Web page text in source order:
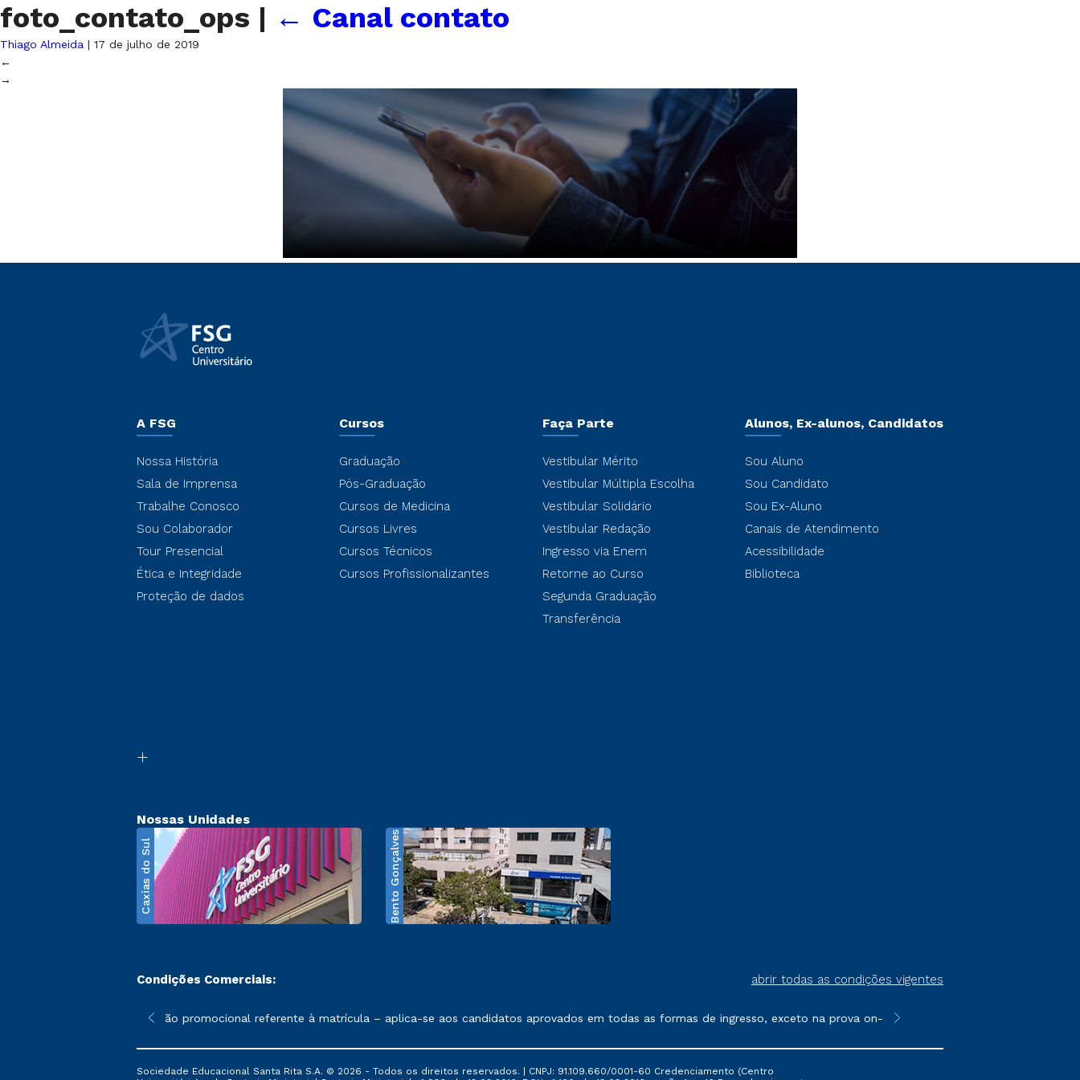
foto_contato_ops | ← Canal contato
Thiago Almeida | 17 de julho de 2019
←
→
A FSG
Nossa História
Sala de Imprensa
Trabalhe Conosco
Sou Colaborador
Tour Presencial
Ética e Integridade
Proteção de dados
Cursos
Graduação
Pós-Graduação
Cursos de Medicina
Cursos Livres
Cursos Técnicos
Cursos Profissionalizantes
Faça Parte
Vestibular Mérito
Vestibular Múltipla Escolha
Vestibular Solidário
Vestibular Redação
Ingresso via Enem
Retorne ao Curso
Segunda Graduação
Transferência
Alunos, Ex-alunos, Candidatos
Sou Aluno
Sou Candidato
Sou Ex-Aluno
Canais de Atendimento
Acessibilidade
Biblioteca
Nossas Unidades
Caxias do Sul Bento Gonçalves
Condições Comerciais: abrir todas as condições vigentes
sofrer alterações nos períodos de rematrícula conforme exposto no contrato de prestação de serviços.
*A condição promocional referente à matrícula – aplica-se aos candidatos aprovados em todas as formas de ingresso, exceto na prova on-line ou agendada, que ofertam
**Semipresencial é um formato do
Sociedade Educacional Santa Rita S.A. © 2026 - Todos os direitos reservados. | CNPJ: 91.109.660/0001-60 Credenciamento (Centro